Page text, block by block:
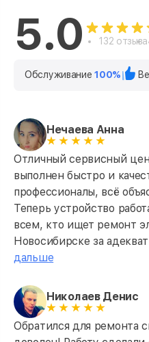
5.0 132 отзыва
Обслуживание100%
Нечаева Анна
Отличный сервисный
выполнен быстро и
профессионалы, всё
Теперь устройство
всем, кто ищет ремонт
Новосибирске за
дальше
Николаев Денис
Обратился для ремонта